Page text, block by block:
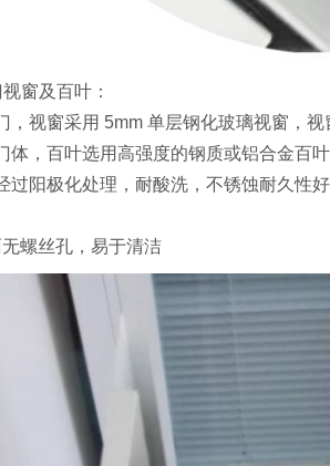
窗及百叶：
视窗采用 5mm 单层钢化玻璃视窗，
体，百叶选用高强度的钢质或铝合金百
阳极化处理，耐酸洗，不锈蚀耐久性
螺丝孔，易于清洁